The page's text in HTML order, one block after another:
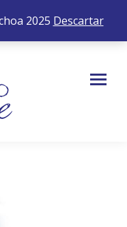
2025 Descartar